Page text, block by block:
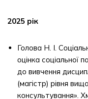
2025 рік
Голова Н. І.
оцінка соціальної
до вивчення
(магістр) рівня
консультування».